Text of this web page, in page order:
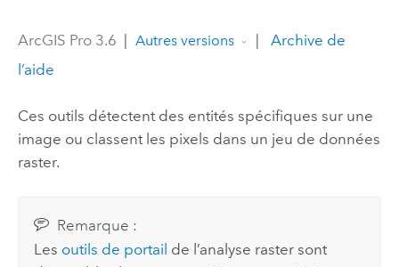
ArcGIS Pro 3.6 Autres versions
Archive de
l’aide
Ces outils détectent des entités spécifiques sur une
image ou classent les pixels dans un jeu de données
raster.
Remarque :
Les outils de portail de l’analyse raster sont